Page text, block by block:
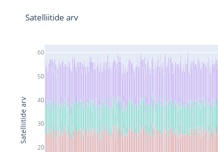
20
30
40
50
60
Satelliitide arv
Satelliitide arv